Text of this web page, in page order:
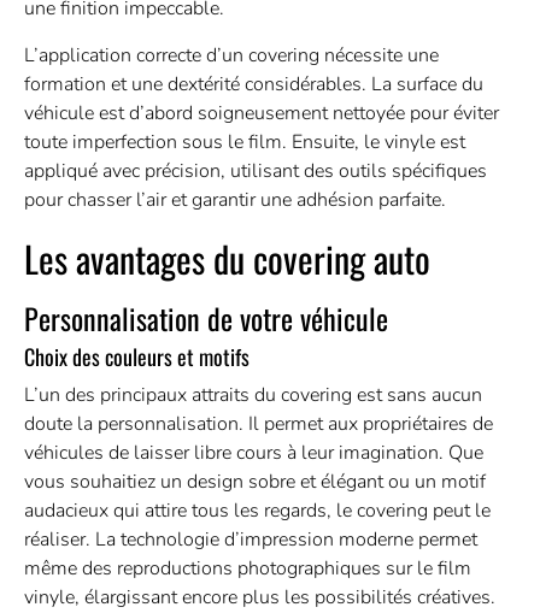
une finition impeccable.
L’application correcte d’un covering nécessite une
formation et une dextérité considérables. La surface du
véhicule est d’abord soigneusement nettoyée pour éviter
toute imperfection sous le film. Ensuite, le vinyle est
appliqué avec précision, utilisant des outils spécifiques
pour chasser l’air et garantir une adhésion parfaite.
Les avantages du covering auto
Personnalisation de votre véhicule
Choix des couleurs et motifs
L’un des principaux attraits du covering est sans aucun
doute la personnalisation. Il permet aux propriétaires de
véhicules de laisser libre cours à leur imagination. Que
vous souhaitiez un design sobre et élégant ou un motif
audacieux qui attire tous les regards, le covering peut le
réaliser. La technologie d’impression moderne permet
même des reproductions photographiques sur le film
vinyle, élargissant encore plus les possibilités créatives.